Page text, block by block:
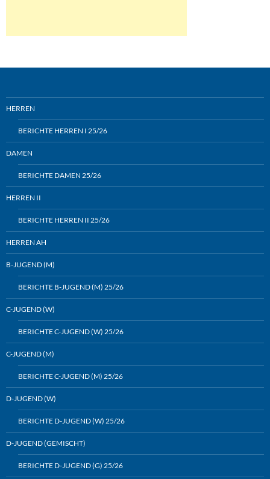
HERREN
BERICHTE HERREN I 25/26
DAMEN
BERICHTE DAMEN 25/26
HERREN II
BERICHTE HERREN II 25/26
HERREN AH
B-JUGEND (M)
BERICHTE B-JUGEND (M) 25/26
C-JUGEND (W)
BERICHTE C-JUGEND (W) 25/26
C-JUGEND (M)
BERICHTE C-JUGEND (M) 25/26
D-JUGEND (W)
BERICHTE D-JUGEND (W) 25/26
D-JUGEND (GEMISCHT)
BERICHTE D-JUGEND (G) 25/26